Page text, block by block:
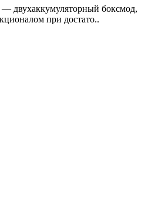
— двухаккумуляторный боксмод,
при достато..